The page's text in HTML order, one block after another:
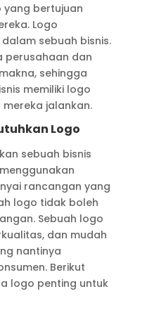
bertujuan
Logo
sebuah bisnis.
perusahaan dan
sehingga
memiliki logo
jalankan.
Logo
sebuah bisnis
rancangan yang
logo tidak boleh
Sebuah logo
dan mudah
nantinya
Berikut
logo penting untuk